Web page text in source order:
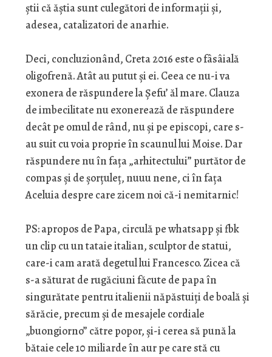
știi că ăștia sunt culegători de informații și,
adesea, catalizatori de anarhie.
Deci, concluzionând, Creta 2016 este o fâsâială
oligofrenă. Atât au putut și ei. Ceea ce nu-i va
exonera de răspundere la Șefu’ ăl mare. Clauza
de imbecilitate nu exonerează de răspundere
decât pe omul de rând, nu și pe episcopi, care s-
au suit cu voia proprie în scaunul lui Moise. Dar
răspundere nu în fața „arhitectului” purtător de
compas și de șorțuleț, nuuu nene, ci în fața
Aceluia despre care zicem noi că-i nemitarnic!
PS: apropos de Papa, circulă pe whatsapp și fbk
un clip cu un tataie italian, sculptor de statui,
care-i cam arată degetul lui Francesco. Zicea că
s-a săturat de rugăciuni făcute de papa în
singurătate pentru italienii năpăstuiți de boală și
sărăcie, precum și de mesajele cordiale
„buongiorno” către popor, și-i cerea să pună la
bătaie cele 10 miliarde în aur pe care stă cu